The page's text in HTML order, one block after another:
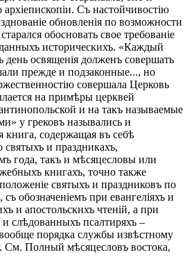
Съ настойчивостію
обновленія по возможности
обосновать свое требованіе
историческихъ. «Каждый
день освященія долженъ совершать
прежде и подзаконные..., но
совершала Церковь
на примѣры церквей
и на такъ называемые
у грековъ назывались и
книга, содержащая въ себѣ
святыхъ и праздникахъ,
года, такъ и мѣсяцесловы или
книгахъ, точно также
святыхъ и праздниковъ по
обозначеніемъ при евангеліяхъ и
и апостольскихъ чтеній, а при
и слѣдованныхъ псалтиряхъ –
порядка службы извѣстному
См. Полный мѣсяцесловъ востока,